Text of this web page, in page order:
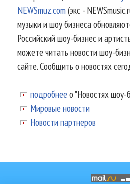
NEWSmuz.com(экс -
музыки и шоу бизнеса
Российский шоу-бизнес и
можете читать новости шоу-
сайте. Сообщить о новостях
подробнее о "Новостях шоу-
Мировые новости
Новости партнеров